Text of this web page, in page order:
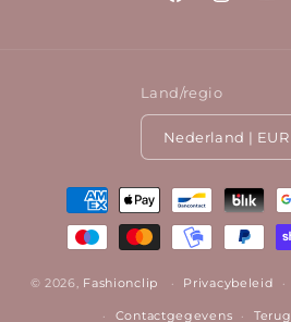
FacebookInstagram
Land/regio
Betaalmethoden
© 2026, Fashionclip Privacybeleid
Contactgegevens